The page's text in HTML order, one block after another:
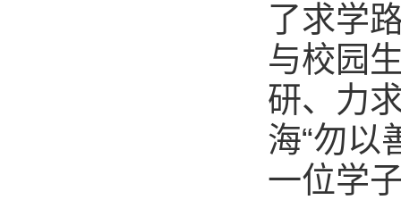
了求学
与校园
研、力
海“勿以
一位学